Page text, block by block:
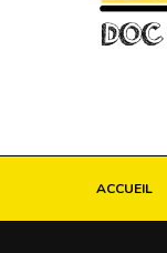
ACCUEIL